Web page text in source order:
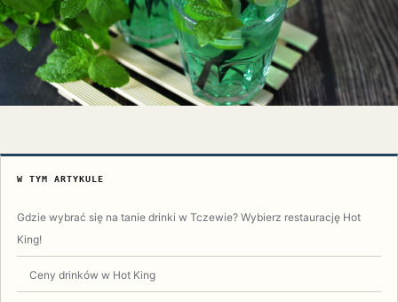
W TYM ARTYKULE
Gdzie wybrać się na tanie drinki w Tczewie? Wybierz restaurację Hot
King!
Ceny drinków w Hot King